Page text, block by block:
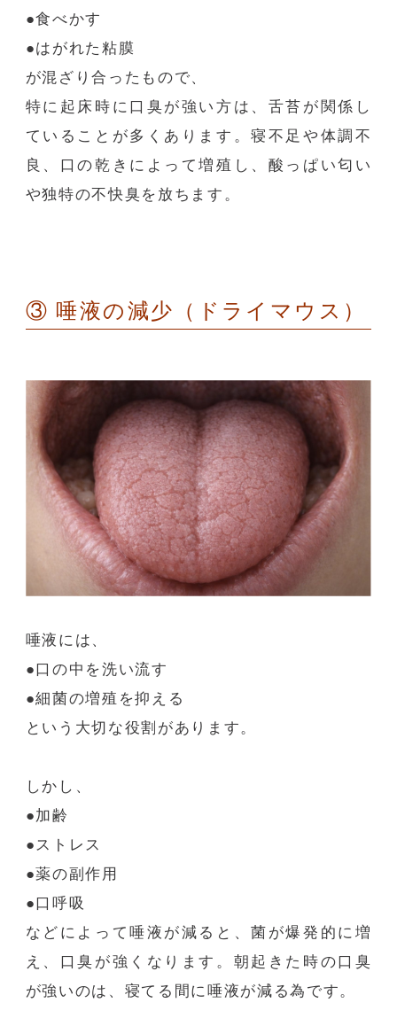
●食べかす
●はがれた粘膜
が混ざり合ったもので、
特に起床時に口臭が強い方は、舌苔が関係し
ていることが多くあります。寝不足や体調不
良、口の乾きによって増殖し、酸っぱい匂い
や独特の不快臭を放ちます。
③ 唾液の減少（ドライマウス）
唾液には、
●口の中を洗い流す
●細菌の増殖を抑える
という大切な役割があります。
しかし、
●加齢
●ストレス
●薬の副作用
●口呼吸
などによって唾液が減ると、菌が爆発的に増
え、口臭が強くなります。朝起きた時の口臭
が強いのは、寝てる間に唾液が減る為です。